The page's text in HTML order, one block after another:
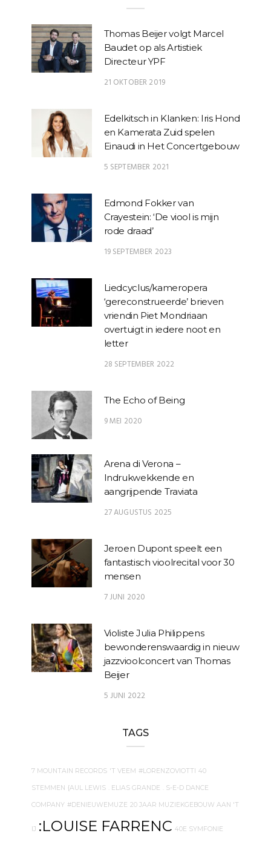
Thomas Beijer volgt Marcel
Baudet op als Artistiek
Directeur YPF
21 OKTOBER 2019
Edelkitsch in Klanken: Iris Hond
en Kamerata Zuid spelen
Einaudi in Het Concertgebouw
5 SEPTEMBER 2021
Edmond Fokker van
Crayestein: ‘De viool is mijn
rode draad’
19 SEPTEMBER 2023
Liedcyclus/kameropera
‘gereconstrueerde’ brieven
vriendin Piet Mondriaan
overtuigt in iedere noot en
letter
28 SEPTEMBER 2022
The Echo of Being
9 MEI 2020
Arena di Verona –
Indrukwekkende en
aangrijpende Traviata
27 AUGUSTUS 2025
Jeroen Dupont speelt een
fantastisch vioolrecital voor 30
mensen
7 JUNI 2020
Violiste Julia Philippens
bewonderenswaardig in nieuw
jazzvioolconcert van Thomas
Beijer
5 JUNI 2022
TAGS
7 MOUNTAIN RECORDS 'T VEEM #LORENZOVIOTTI 40
STEMMEN {AUL LEWIS . ELIAS GRANDE . S-E-D DANCE
COMPANY #DENIEUWEMUZE 20 JAAR MUZIEKGEBOUW AAN 'T
IJ :LOUISE FARRENC 40E SYMFONIE